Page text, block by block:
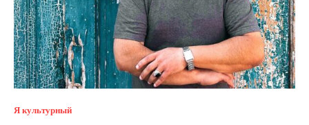
Я культурный